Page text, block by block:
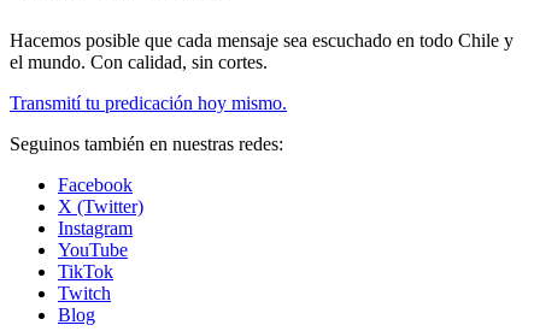
Hacemos posible que cada mensaje sea escuchado en todo Chile y
el mundo. Con calidad, sin cortes.
Transmití tu predicación hoy mismo.
Seguinos también en nuestras redes:
Facebook
X (Twitter)
Instagram
YouTube
TikTok
Twitch
Blog